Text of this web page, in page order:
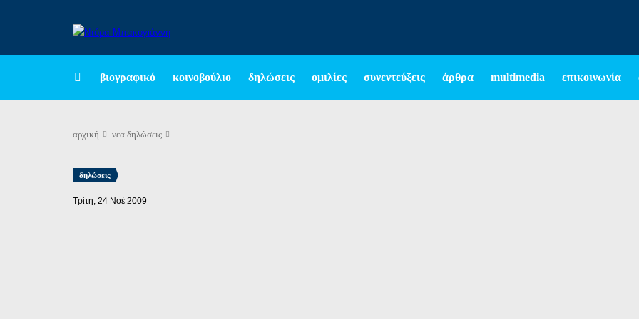
βιογραφικό κοινοβούλιο δηλώσεις ομιλίες συνεντεύξεις άρθρα multimedia επικοινωνία
αρχική νεα δηλώσεις
δηλώσεις
Τρίτη, 24 Νοέ 2009